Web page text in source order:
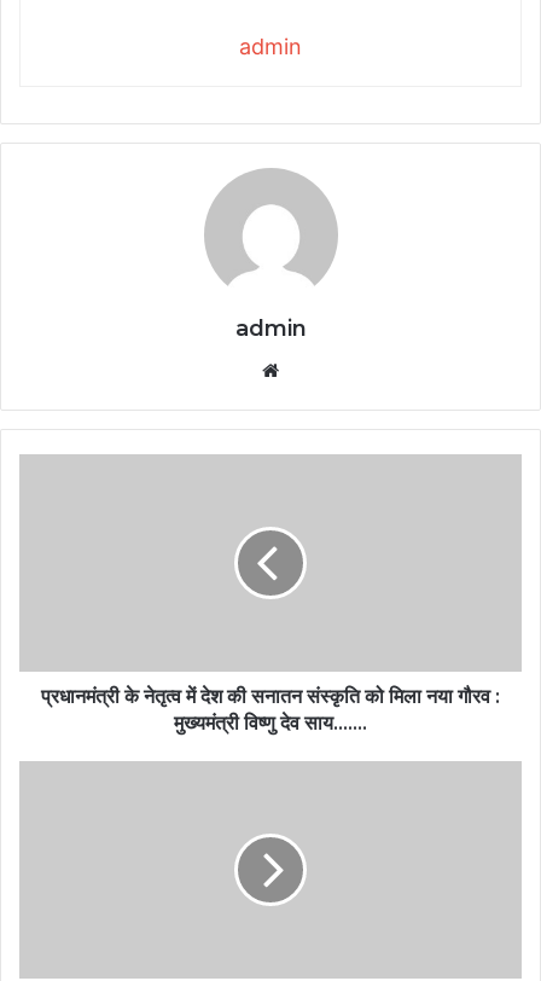
admin
admin
प्रधानमंत्री के नेतृत्व में देश की सनातन संस्कृति को मिला नया गौरव :
मुख्यमंत्री विष्णु देव साय…….